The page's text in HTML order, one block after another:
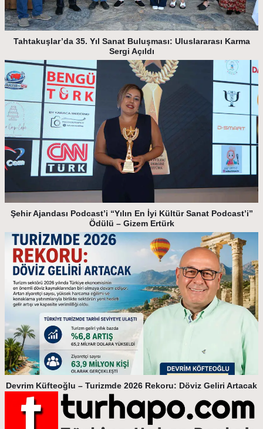
Tahtakuşlar’da 35. Yıl Sanat Buluşması: Uluslararası Karma
Sergi Açıldı
Şehir Ajandası Podcast’i “Yılın En İyi Kültür Sanat Podcast’i”
Ödülü – Gizem Ertürk
Devrim Küfteoğlu – Turizmde 2026 Rekoru: Döviz Geliri Artacak